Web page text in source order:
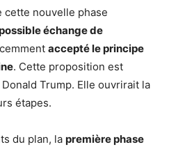
cette nouvelle phase
échange de
accepté le principe
. Cette proposition est
Trump. Elle ouvrirait la
étapes.
du plan, la première phase